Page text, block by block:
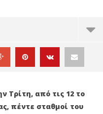
Τρίτη, από τις 12 το
πέντε σταθμοί του